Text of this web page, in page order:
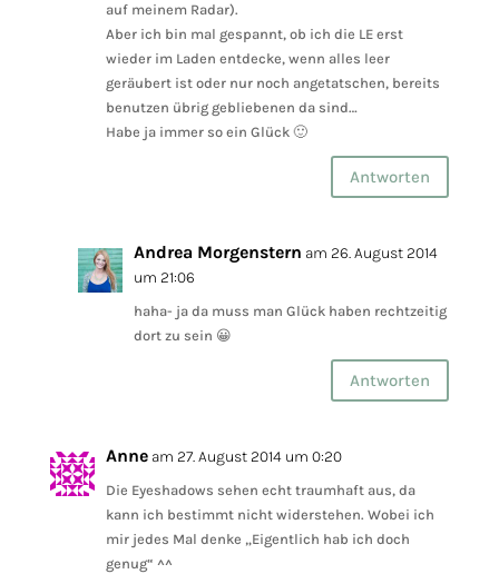
auf meinem Radar).
Aber ich bin mal gespannt, ob ich die LE erst
wieder im Laden entdecke, wenn alles leer
geräubert ist oder nur noch angetatschen, bereits
benutzen übrig gebliebenen da sind…
Habe ja immer so ein Glück 🙂
Antworten
Andrea Morgenstern am 26. August 2014
um 21:06
haha- ja da muss man Glück haben rechtzeitig
dort zu sein 😀
Antworten
Anne am 27. August 2014 um 0:20
Die Eyeshadows sehen echt traumhaft aus, da
kann ich bestimmt nicht widerstehen. Wobei ich
mir jedes Mal denke „Eigentlich hab ich doch
genug“ ^^